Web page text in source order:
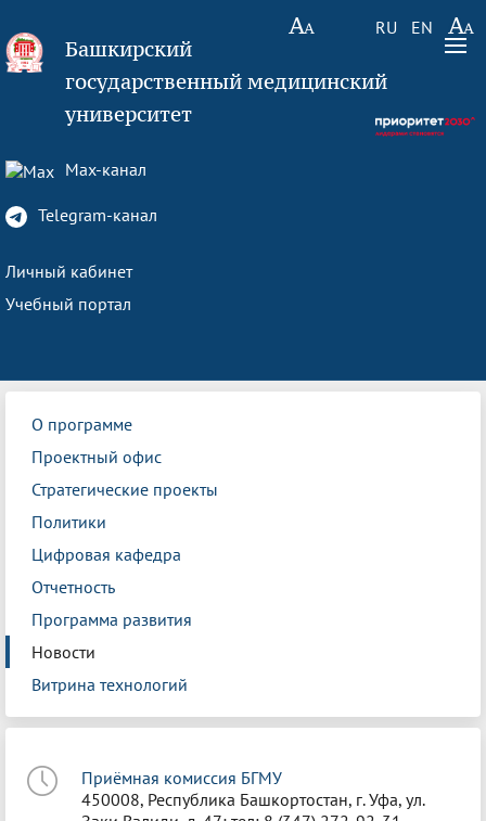
RU EN
Башкирский
государственный медицинский
университет
Max-канал
Telegram-канал
Личный кабинет
Учебный портал
О программе
Проектный офис
Стратегические проекты
Политики
Цифровая кафедра
Отчетность
Программа развития
Новости
Витрина технологий
Приёмная комиссия БГМУ
450008, Республика Башкортостан, г. Уфа, ул.